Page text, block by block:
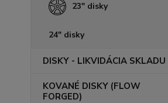
23" disky
24" disky
DISKY - LIKVIDÁCIA SKLADU
KOVANÉ DISKY (FLOW
FORGED)